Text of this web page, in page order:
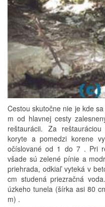
Cestou skutočne nie je kde
m od hlavnej cesty
reštaurácii. Za
koryte a pomedzi korene
očíslované od 1 do 7 . Pri
všade sú zelené pínie a
priehrada, odkiaľ vyteká v
cm studená priezračná
úzkeho tunela (šírka asi 80
m) .